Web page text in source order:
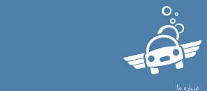
درباره ما